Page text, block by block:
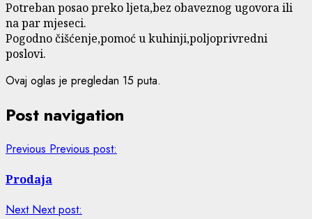
Potreban posao preko ljeta,bez obaveznog ugovora ili
na par mjeseci.
Pogodno čišćenje,pomoć u kuhinji,poljoprivredni
poslovi.
Ovaj oglas je pregledan 15 puta.
Post navigation
Previous Previous post:
Prodaja
Next Next post: